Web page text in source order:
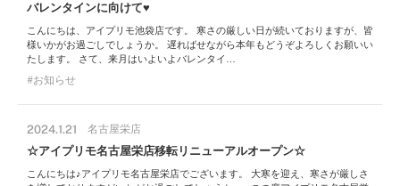
バレンタインに向けて♥
こんにちは、アイプリモ池袋店です。 寒さの厳しい日が続いておりますが、皆
様いかがお過ごしでしょうか。 遅ればせながら本年もどうぞよろしくお願いい
たします。 さて、来月はいよいよバレンタイ…
お知らせ
2024.1.21 名古屋栄店
☆アイプリモ名古屋栄店移転リニューアルオープン☆
こんにちは♪アイプリモ名古屋栄店でございます。 大寒を迎え、寒さが厳しさ